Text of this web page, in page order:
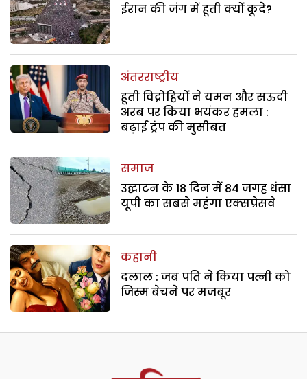
ईरान की जंग में हूती क्यों कूदे?
अंतरराष्ट्रीय
हूती विद्रोहियों ने यमन और सऊदी
अरब पर किया भयंकर हमला :
बढ़ाई ट्रंप की मुसीबत
समाज
उद्घाटन के 18 दिन में 84 जगह धंसा
यूपी का सबसे महंगा एक्सप्रेसवे
कहानी
दलाल : जब पति ने किया पत्नी को
जिस्म बेचने पर मजबूर